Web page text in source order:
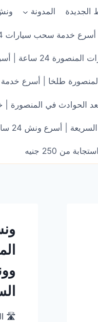
الجديدة المدونة
خدمة سحب سيارات 24 ساعة
| أسرع خدمة في الدقهلية
طلخا | أسرع خدمة
في المنصورة | خدمة
| أسرع ونش 24 ساعة
🛣️